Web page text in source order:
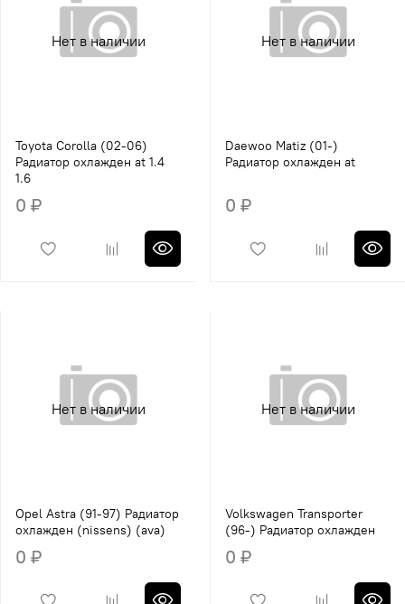
Нет в наличии
Toyota Corolla (02-06)
Радиатор охлажден at 1.4
1.6
0 ₽
Нет в наличии
Daewoo Matiz (01-)
Радиатор охлажден at
0 ₽
Нет в наличии
Opel Astra (91-97) Радиатор
охлажден (nissens) (ava)
0 ₽
Нет в наличии
Volkswagen Transporter
(96-) Радиатор охлажден
0 ₽